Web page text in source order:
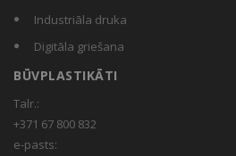
Industriāla druka
Digitāla griešana
BŪVPLASTIKĀTI
Talr.:
+371 67 800 832
e-pasts: